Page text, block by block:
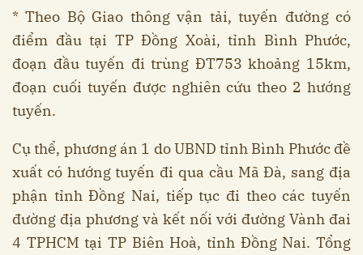
* Theo Bộ Giao thông vận tải, tuyến đường có
điểm đầu tại TP Đồng Xoài, tỉnh Bình Phước,
đoạn đầu tuyến đi trùng ĐT753 khoảng 15km,
đoạn cuối tuyến được nghiên cứu theo 2 hướng
tuyến.
Cụ thể, phương án 1 do UBND tỉnh Bình Phước đề
xuất có hướng tuyến đi qua cầu Mã Đà, sang địa
phận tỉnh Đồng Nai, tiếp tục đi theo các tuyến
đường địa phương và kết nối với đường Vành đai
4 TPHCM tại TP Biên Hoà, tỉnh Đồng Nai. Tổng